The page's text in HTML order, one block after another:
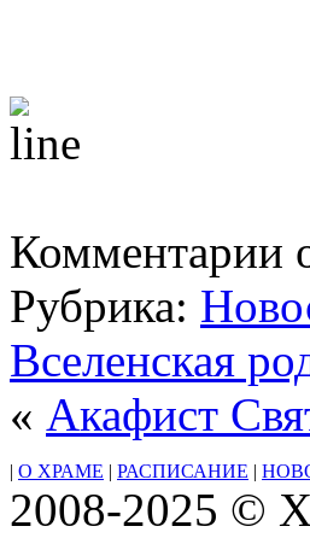
Комментарии
о
Рубрика:
Вселенская
« Акафист
| О ХРАМЕ | РАСПИСАНИЕ |
2008-2025 ©